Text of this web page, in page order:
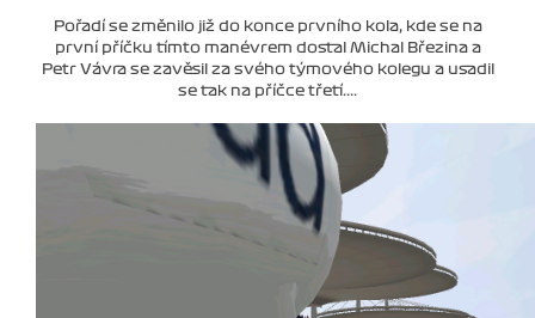
Pořadí se změnilo již do konce prvního kola, kde se na
první příčku tímto manévrem dostal Michal Březina a
Petr Vávra se zavěsil za svého týmového kolegu a usadil
se tak na příčce třetí....